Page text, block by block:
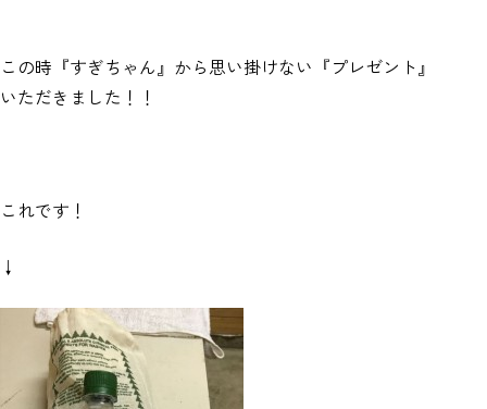
この時『すぎちゃん』から思い掛けない『プレゼント』
いただきました！！
これです！
↓